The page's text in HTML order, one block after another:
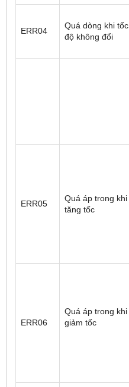
ERR04
Quá dòng khi tốc
độ không đổi
ERR05
Quá áp trong khi
tăng tốc
ERR06
Quá áp trong khi
giảm tốc